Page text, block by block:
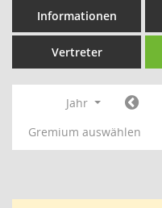
Informationen
Vertreter
Jahr
Gremium auswählen